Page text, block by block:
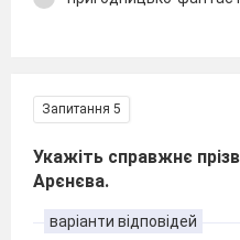
Запитання 5
Укажіть справжнє
Арєнєва.
варіанти відповідей